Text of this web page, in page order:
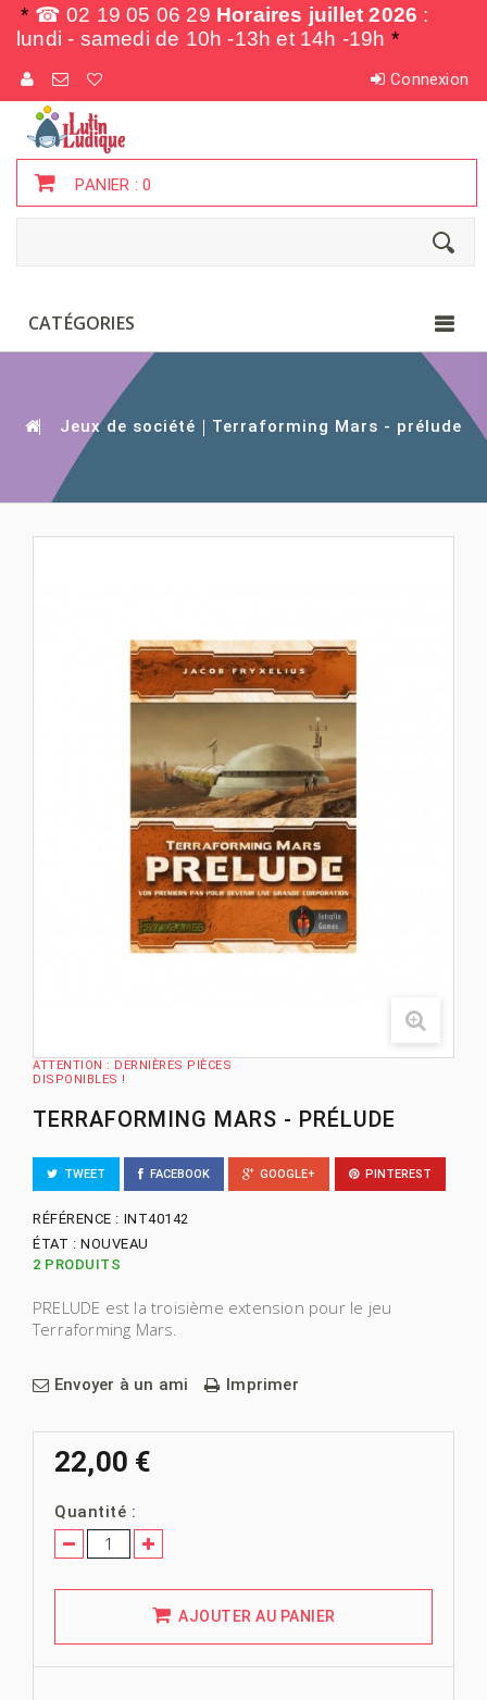
* ☎ 02 19 05 06 29 Horaires juillet 2026 :
lundi - samedi de 10h -13h et 14h -19h *
Connexion
PANIER :0
CATÉGORIES
Jeux de société Terraforming Mars - prélude
ATTENTION : DERNIÈRES PIÈCES
DISPONIBLES !
TERRAFORMING MARS - PRÉLUDE
TWEET FACEBOOK GOOGLE+ PINTEREST
RÉFÉRENCE : INT40142
ÉTAT : NOUVEAU
2 PRODUITS
PRELUDE est la troisième extension pour le jeu
Terraforming Mars.
Envoyer à un ami Imprimer
22,00 €
Quantité :
AJOUTER AU PANIER